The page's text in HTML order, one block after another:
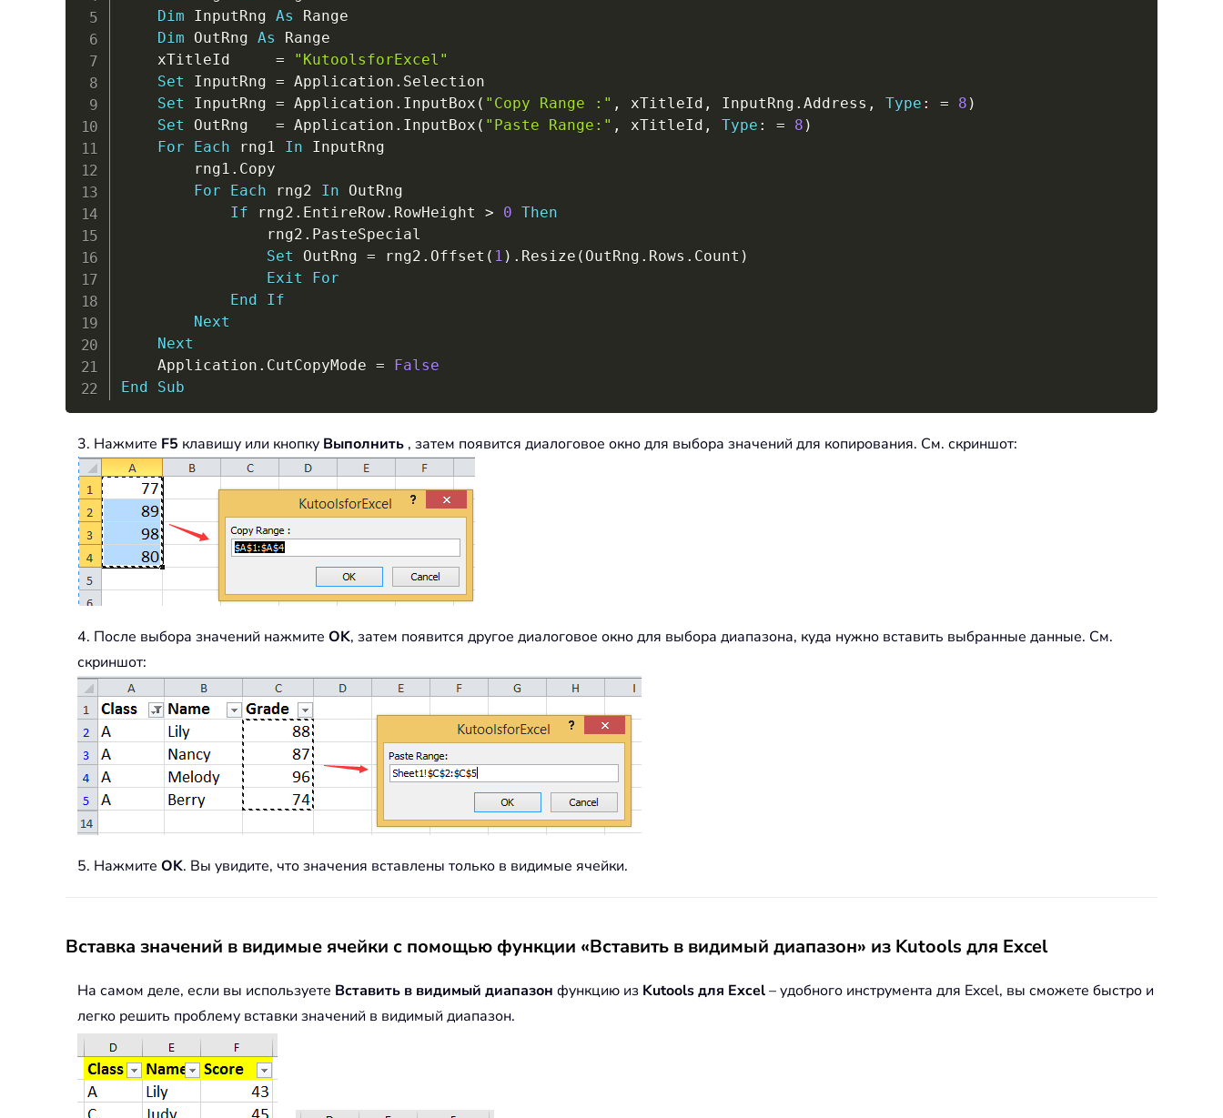
Dim InputRng As Range
Dim OutRng As Range
	xTitleId
=
"KutoolsforExcel"
Set InputRng = Application . Selection
Set InputRng = Application . InputBox ( "Copy Range :" , xTitleId , InputRng . Address , Type : = 8 )
Set OutRng = Application . InputBox ( "Paste Range:" , xTitleId , Type : = 8 )
For
Each rng1 In InputRng
		rng1
. Copy
For
Each rng2 In OutRng
If rng2 . EntireRow. RowHeight > 0 Then
				rng2
. PasteSpecial
Set OutRng = rng2 . Offset ( 1 ) . Resize ( OutRng . Rows . Count )
Exit
For
End
If
Next
Next
	Application
. CutCopyMode =
False
End
Sub
3. Нажмите F5 клавишу или кнопку Выполнить , затем появится диалоговое окно для выбора значений для копирования. См. скриншот:
4. После выбора значений нажмите OK, затем появится другое диалоговое окно для выбора диапазона, куда нужно вставить выбранные данные. См.
скриншот:
5. Нажмите OK. Вы увидите, что значения вставлены только в видимые ячейки.
Вставка значений в видимые ячейки с помощью функции «Вставить в видимый диапазон» из Kutools для Excel
На самом деле, если вы используете Вставить в видимый диапазон функцию из Kutools для Excel– удобного инструмента для Excel, вы сможете быстро и
легко решить проблему вставки значений в видимый диапазон.